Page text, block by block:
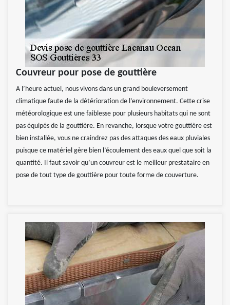
Couvreur pour pose de gouttière
A l’heure actuel, nous vivons dans un grand bouleversement
climatique faute de la détérioration de l’environnement. Cette crise
météorologique est une faiblesse pour plusieurs habitats qui ne sont
pas équipés de la gouttière. En revanche, lorsque votre gouttière est
bien installée, vous ne craindrez pas des attaques des eaux pluviales
puisque ce matériel gère bien l’écoulement des eaux quel que soit la
quantité. Il faut savoir qu’un couvreur est le meilleur prestataire en
pose de tout type de gouttière pour toute forme de couverture.